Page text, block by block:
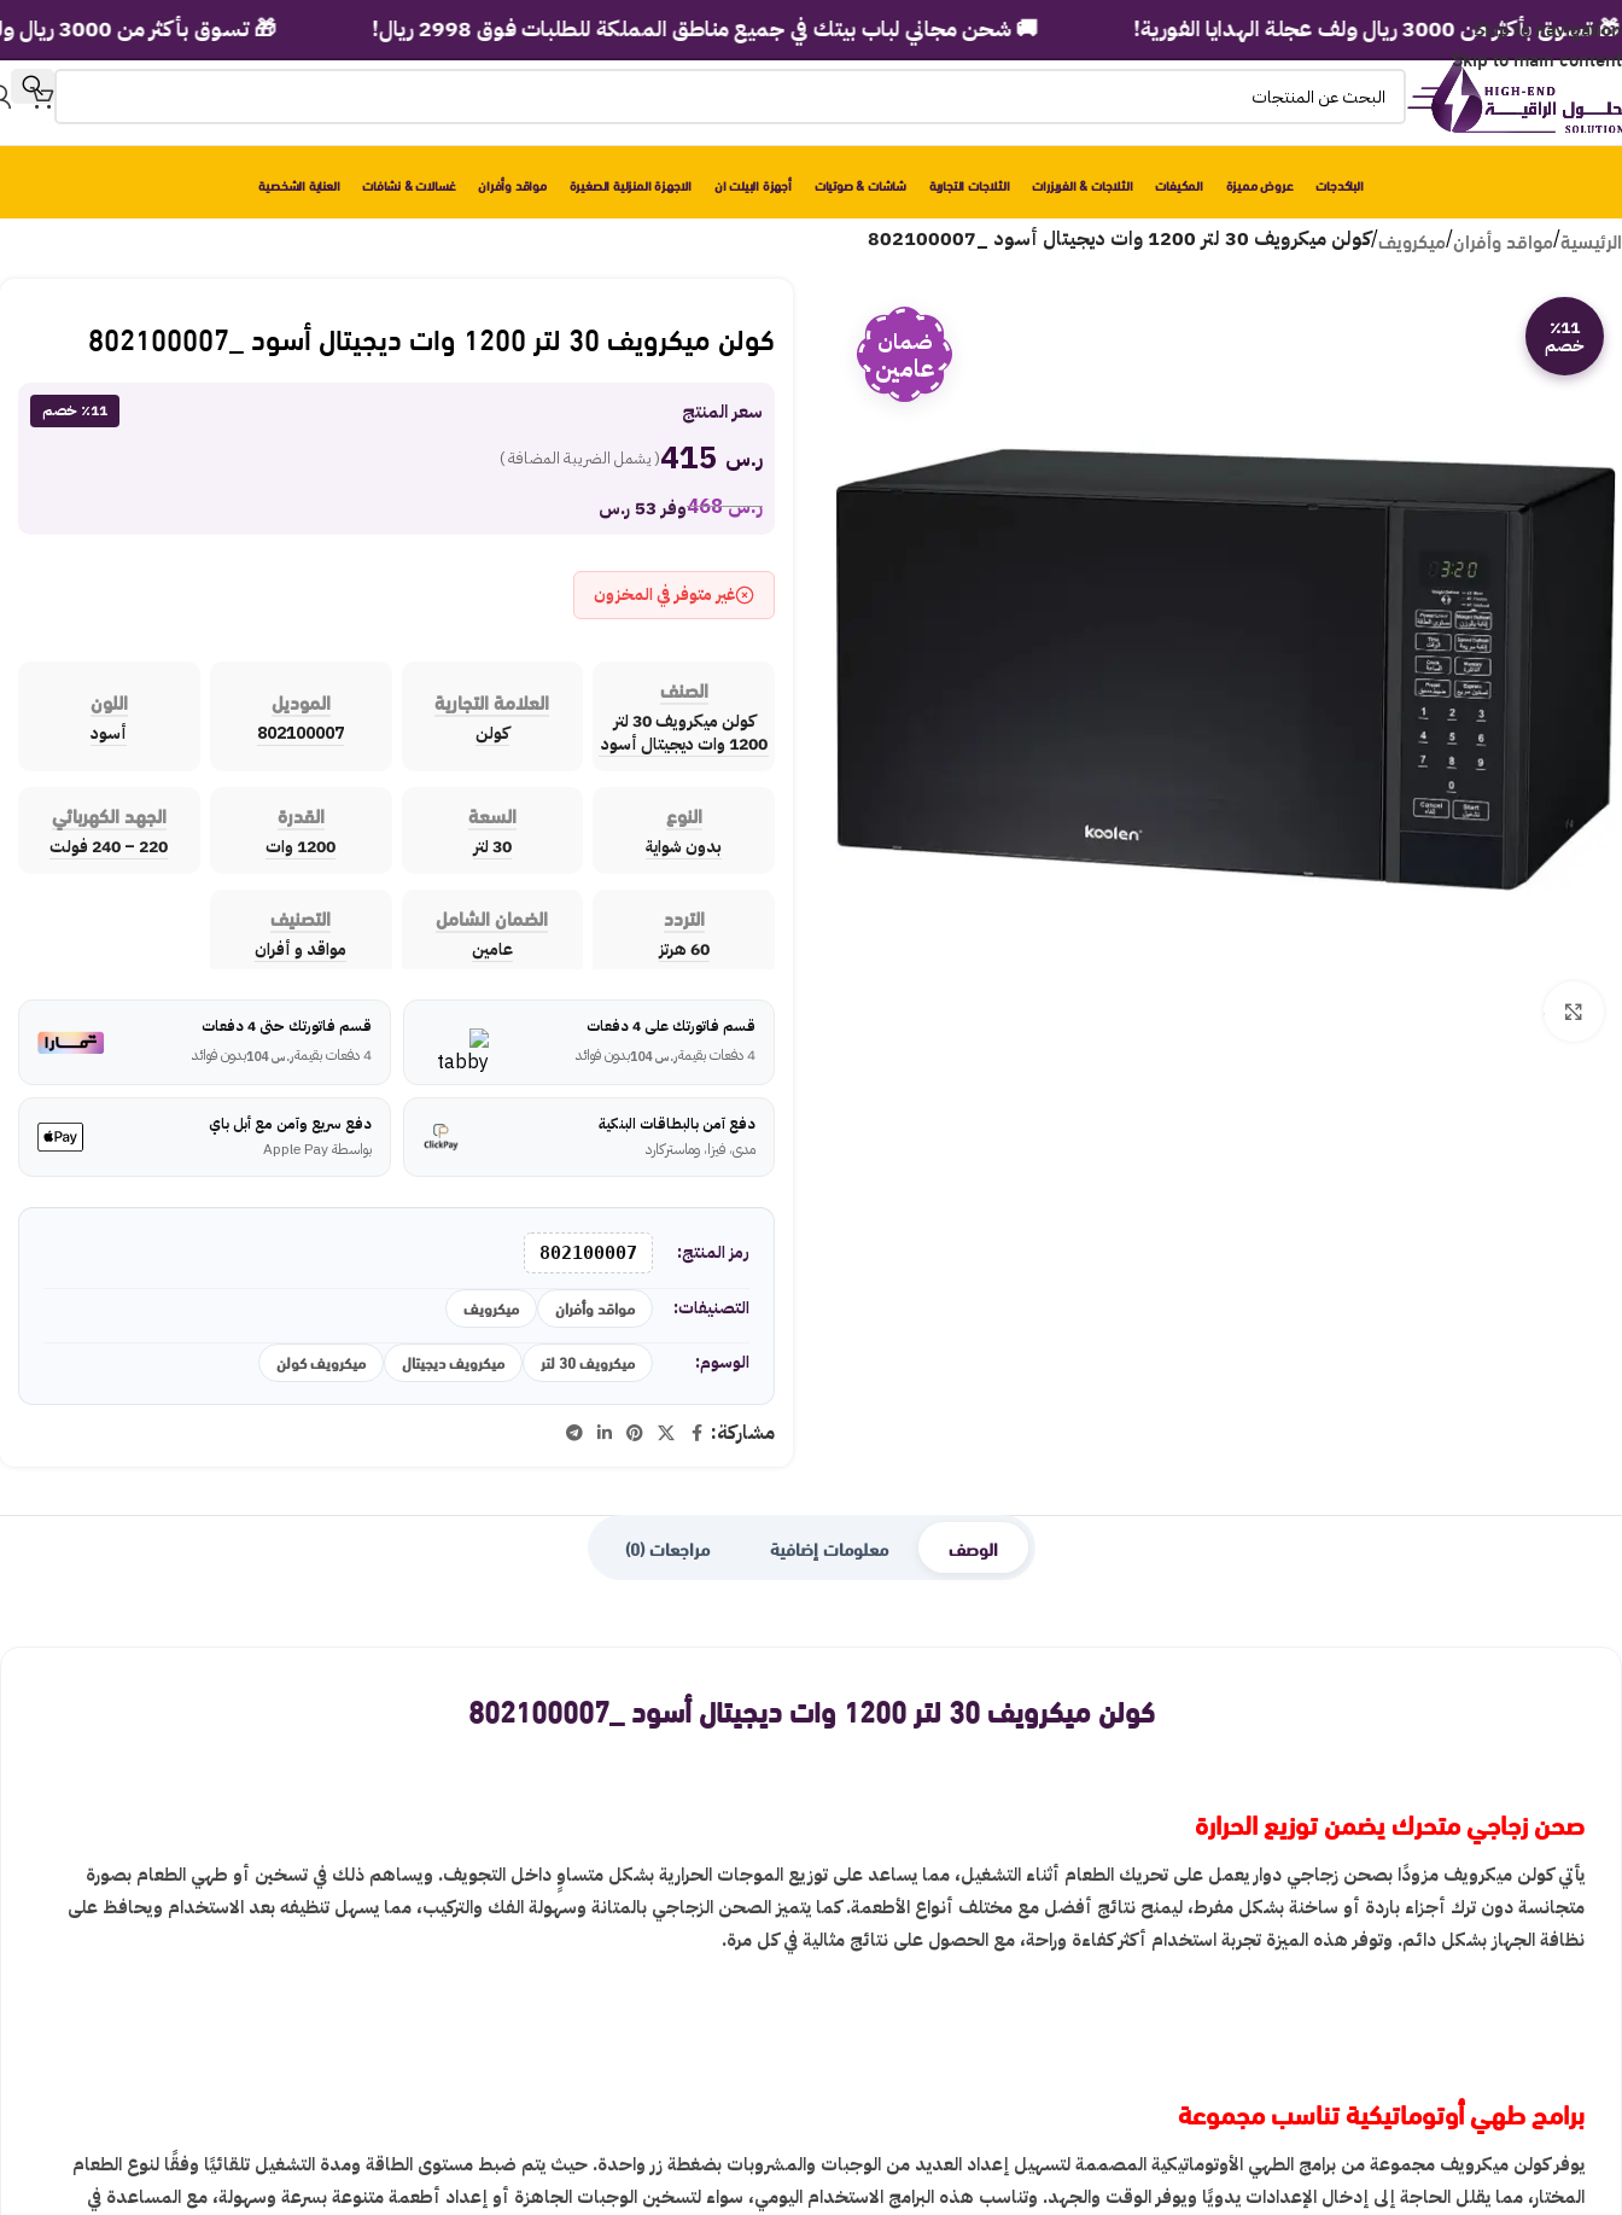
Skip to navigation
Skip to main content
الباكدجات عروض مميزة المكيفات الثلاجات & الفريزرات الثلاجات التجارية شاشات & صوتيات أجهزة البيلت ان الاجهزة المنزلية الصغيرة مواقد وأفران غسالات & نشافات العناية الشخصية
الرئيسية/مواقد وأفران/ميكرويف/كولن ميكرويف 30 لتر 1200 وات ديجيتال أسود _802100007
٪11
خصم ضمان
عامين
كولن ميكرويف 30 لتر 1200 وات ديجيتال أسود _802100007
سعر المنتج ٪11 خصم
ر.س ( يشمل الضريبة المضافة )
ر.س468 وفر 53 ر.س
غير متوفر في المخزون
الصنف
كولن ميكرويف 30 لتر
1200 وات ديجيتال أسود
العلامة التجارية
كولن
الموديل
802100007
اللون
أسود
النوع
بدون شواية
السعة
30 لتر
القدرة
1200 وات
الجهد الكهربائي
220 – 240 فولت
التردد
60 هرتز
الضمان الشامل
عامين
التصنيف
مواقد و أفران
قسم فاتورتك على 4 دفعات
4 دفعات بقيمة
ر.س104 بدون فوائد
قسم فاتورتك حتى 4 دفعات
4 دفعات بقيمة
ر.س104 بدون فوائد
دفع آمن بالبطاقات البنكية
مدى، فيزا، وماستركارد
دفع سريع وآمن مع أبل باي
بواسطة Apple Pay
رمز المنتج: 802100007
التصنيفات: مواقد وأفران ميكرويف
الوسوم: ميكرويف 30 لتر ميكرويف ديجيتال ميكرويف كولن
مشاركة:
الوصف معلومات إضافية مراجعات (0)
كولن ميكرويف 30 لتر 1200 وات ديجيتال أسود _802100007
صحن زجاجي متحرك يضمن توزيع الحرارة
يأتي كولن ميكرويف مزودًا بصحن زجاجي دوار يعمل على تحريك الطعام أثناء التشغيل، مما يساعد على توزيع الموجات الحرارية بشكل متساوٍ داخل التجويف. ويساهم ذلك في تسخين أو طهي الطعام بصورة
متجانسة دون ترك أجزاء باردة أو ساخنة بشكل مفرط، ليمنح نتائج أفضل مع مختلف أنواع الأطعمة. كما يتميز الصحن الزجاجي بالمتانة وسهولة الفك والتركيب، مما يسهل تنظيفه بعد الاستخدام ويحافظ على
نظافة الجهاز بشكل دائم. وتوفر هذه الميزة تجربة استخدام أكثر كفاءة وراحة، مع الحصول على نتائج مثالية في كل مرة.
برامج طهي أوتوماتيكية تناسب مجموعة
يوفر كولن ميكرويف مجموعة من برامج الطهي الأوتوماتيكية المصممة لتسهيل إعداد العديد من الوجبات والمشروبات بضغطة زر واحدة. حيث يتم ضبط مستوى الطاقة ومدة التشغيل تلقائيًا وفقًا لنوع الطعام
المختار، مما يقلل الحاجة إلى إدخال الإعدادات يدويًا ويوفر الوقت والجهد. وتناسب هذه البرامج الاستخدام اليومي، سواء لتسخين الوجبات الجاهزة أو إعداد أطعمة متنوعة بسرعة وسهولة، مع المساعدة في
🎁 تسوق بأكثر من 3000 ريال ولف عجلة الهدايا الفورية! 3000 ريال ولف عجلة الهدايا الفورية! 🚚 شحن مجاني لباب بيتك في جميع مناطق المملكة للطلبات فوق 2998 ريال!